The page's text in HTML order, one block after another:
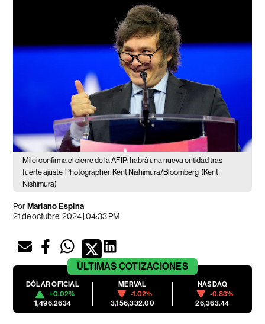
Milei confirma el cierre de la AFIP: habrá una nueva entidad tras
fuerte ajuste Photographer: Kent Nishimura/Bloomberg (Kent
Nishimura)
PorMariano Espina
21 de octubre, 2024 | 04:33 PM
ÚLTIMAS COTIZACIONES
DÓLAR OFICIAL
+0.02%
1,496.2634
MERVAL
-1.02%
3,156,332.00
NASDAQ
-0.83%
26,363.44